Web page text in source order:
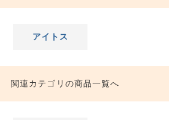
アイトス
関連カテゴリの商品一覧へ